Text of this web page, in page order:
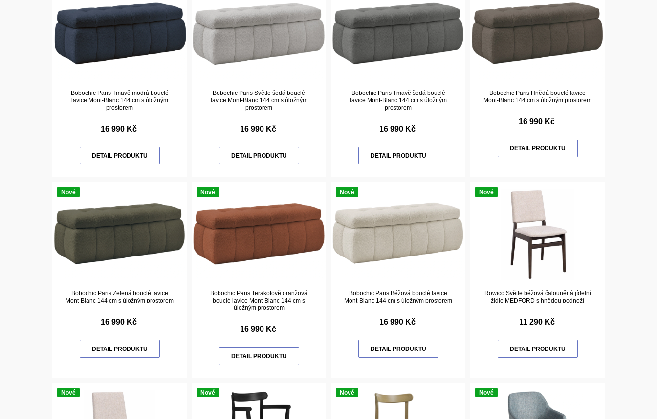
Bobochic Paris Tmavě modrá bouclé
lavice Mont-Blanc 144 cm s úložným
prostorem
16 990 Kč
DETAIL PRODUKTU
Bobochic Paris Světle šedá bouclé
lavice Mont-Blanc 144 cm s úložným
prostorem
16 990 Kč
DETAIL PRODUKTU
Bobochic Paris Tmavě šedá bouclé
lavice Mont-Blanc 144 cm s úložným
prostorem
16 990 Kč
DETAIL PRODUKTU
Bobochic Paris Hnědá bouclé lavice
Mont-Blanc 144 cm s úložným prostorem
16 990 Kč
DETAIL PRODUKTU
Nové
Bobochic Paris Zelená bouclé lavice
Mont-Blanc 144 cm s úložným prostorem
16 990 Kč
DETAIL PRODUKTU
Nové
Bobochic Paris Terakotově oranžová
bouclé lavice Mont-Blanc 144 cm s
úložným prostorem
16 990 Kč
DETAIL PRODUKTU
Nové
Bobochic Paris Béžová bouclé lavice
Mont-Blanc 144 cm s úložným prostorem
16 990 Kč
DETAIL PRODUKTU
Nové
Rowico Světle béžová čalouněná jídelní
židle MEDFORD s hnědou podnoží
11 290 Kč
DETAIL PRODUKTU
Nové Nové Nové Nové